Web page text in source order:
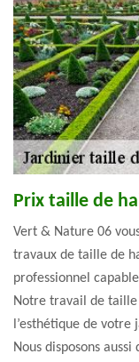
Prix taille de
Vert & Nature 06
travaux de taille de
professionnel
Notre travail de
l’esthétique de
Nous disposons